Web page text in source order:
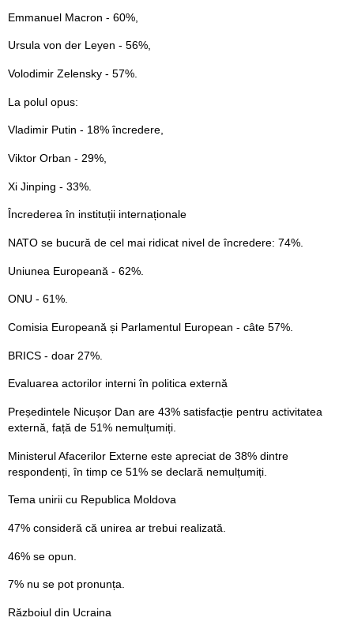
Emmanuel Macron - 60%,
Ursula von der Leyen - 56%,
Volodimir Zelensky - 57%.
La polul opus:
Vladimir Putin - 18% încredere,
Viktor Orban - 29%,
Xi Jinping - 33%.
Încrederea în instituții internaționale
NATO se bucură de cel mai ridicat nivel de încredere: 74%.
Uniunea Europeană - 62%.
ONU - 61%.
Comisia Europeană și Parlamentul European - câte 57%.
BRICS - doar 27%.
Evaluarea actorilor interni în politica externă
Președintele Nicușor Dan are 43% satisfacție pentru activitatea
externă, față de 51% nemulțumiți.
Ministerul Afacerilor Externe este apreciat de 38% dintre
respondenți, în timp ce 51% se declară nemulțumiți.
Tema unirii cu Republica Moldova
47% consideră că unirea ar trebui realizată.
46% se opun.
7% nu se pot pronunța.
Războiul din Ucraina